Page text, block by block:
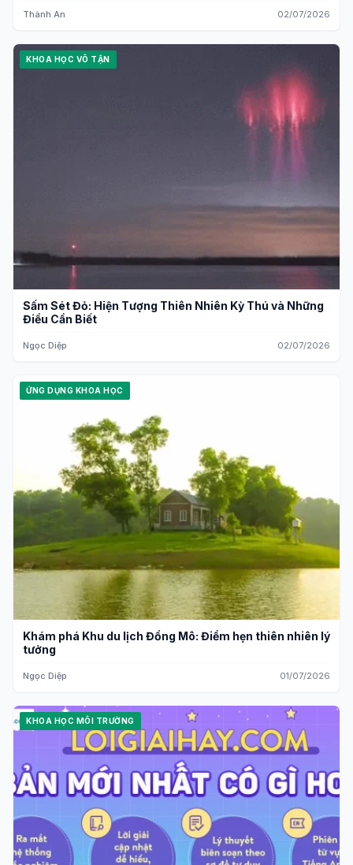
Thành An 02/07/2026
KHOA HỌC VÔ TẬN
Sấm Sét Đỏ: Hiện Tượng Thiên Nhiên Kỳ Thú và Những
Điều Cần Biết
Ngọc Diệp 02/07/2026
ỨNG DỤNG KHOA HỌC
Khám phá Khu du lịch Đồng Mô: Điểm hẹn thiên nhiên lý
tưởng
Ngọc Diệp 01/07/2026
KHOA HỌC MÔI TRƯỜNG